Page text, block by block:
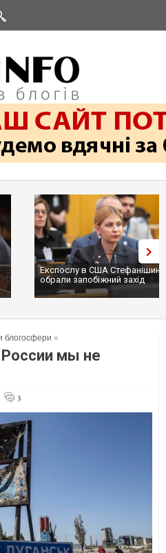
Експослу в США
обрали запобіжний захід
блогосфери »
мы не
3